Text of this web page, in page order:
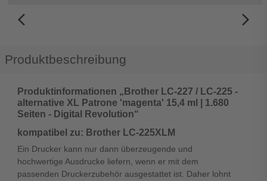
arrow_back_ios_new
arrow_forward_ios
Produktbeschreibung
Produktinformationen „Brother LC-227 / LC-225 -
alternative XL Patrone 'magenta' 15,4 ml | 1.680
Seiten - Digital Revolution“
kompatibel zu: Brother LC-225XLM
Ein Drucker kann nur dann überzeugende und
hochwertige Ausdrucke liefern, wenn er mit dem
passenden Druckerzubehör ausgestattet ist. Daher lohnt